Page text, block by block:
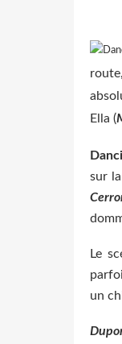
Ella (
sur
Le
un